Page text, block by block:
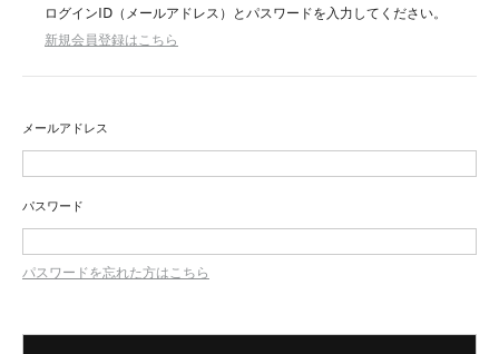
ログインID（メールアドレス）とパスワードを入力してください。
新規会員登録はこちら
メールアドレス
パスワード
パスワードを忘れた方はこちら